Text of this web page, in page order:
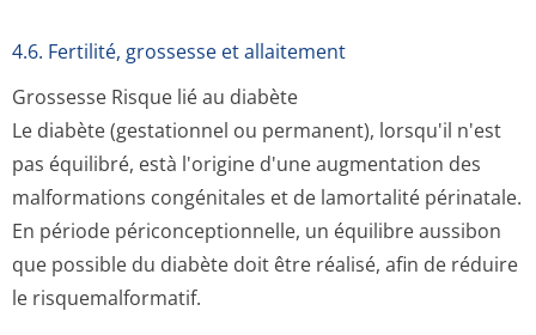
4.6. Fertilité, grossesse et allaitement
Grossesse Risque lié au diabète
Le diabète (gestationnel ou permanent), lorsqu'il n'est
pas équilibré, està l'origine d'une augmentation des
malformations congénitales et de lamortalité périnatale.
En période périconception­nelle, un équilibre aussibon
que possible du diabète doit être réalisé, afin de réduire
le risquemalformatif.